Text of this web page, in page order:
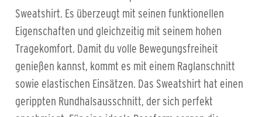
Sweatshirt. Es überzeugt mit seinen funktionellen
Eigenschaften und gleichzeitig mit seinem hohen
Tragekomfort. Damit du volle Bewegungsfreiheit
genießen kannst, kommt es mit einem Raglanschnitt
sowie elastischen Einsätzen. Das Sweatshirt hat einen
gerippten Rundhalsausschnitt, der sich perfekt